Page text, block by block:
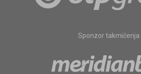
Sponzor takmičenja